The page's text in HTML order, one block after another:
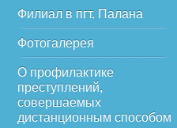
Филиал в пгт. Палана
Фотогалерея
О профилактике
преступлений,
совершаемых
дистанционным способом